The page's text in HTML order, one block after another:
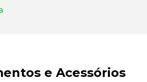
e Acessórios